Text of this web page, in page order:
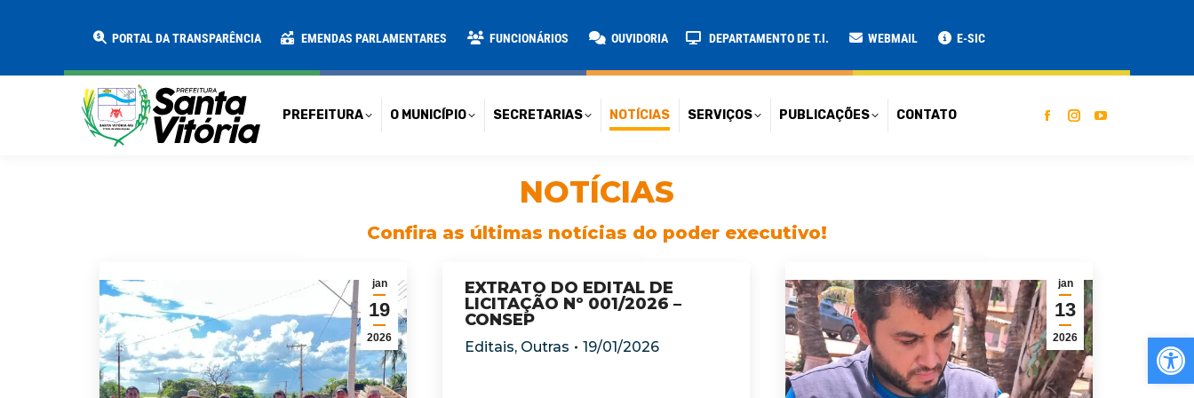
PORTAL DA TRANSPARÊNCIA EMENDAS PARLAMENTARES FUNCIONÁRIOS OUVIDORIA DEPARTAMENTO DE T.I. WEBMAIL E-SIC
PREFEITURA O MUNICÍPIO SECRETARIAS NOTÍCIAS SERVIÇOS PUBLICAÇÕES CONTATO
NOTÍCIAS
Confira as últimas notícias do poder executivo!
jan
19
2026
EXTRATO DO EDITAL DE
LICITAÇÃO Nº 001/2026 –
CONSEP
Editais, Outras 19/01/2026
jan
13
2026